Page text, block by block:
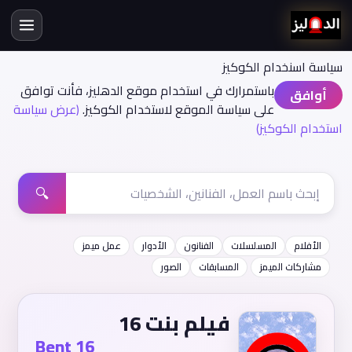
سياسة اسنخدام الكوكيز
أوافق
باستمرارك في استخدام موقع الدهليز، فأنت توافق
على سياسة الموقع لاستخدام الكوكيز.(عرض سياسة
استخدام الكوكيز)
🔍
الأفلام المسلسلات الفنانون الأدوار
عمل ميمز
مشاركات الميمز
المسابقات الصور
فيلم بنت 16